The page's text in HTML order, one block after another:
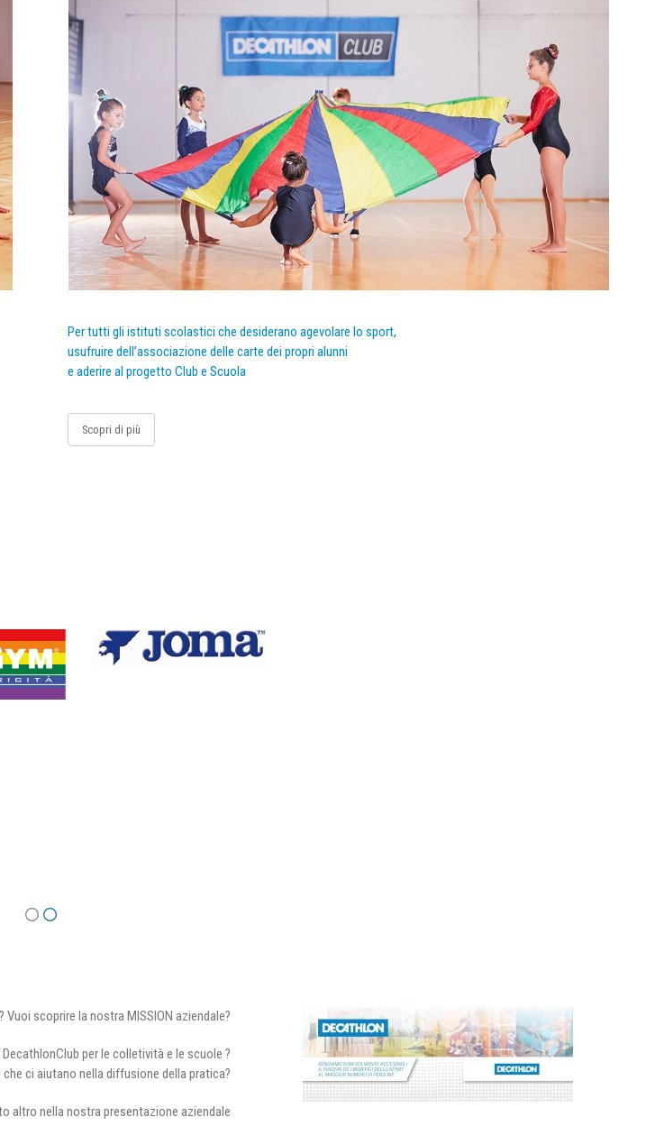
Per tutti gli istituti scolastici che desiderano agevolare lo sport,
usufruire dell’associazione delle carte dei propri alunni
e aderire al progetto Club e Scuola
Scopri di più
scoprire la nostra MISSION aziendale?
per le colletività e le scuole ?
ci aiutano nella diffusione della pratica?
altro nella nostra presentazione aziendale